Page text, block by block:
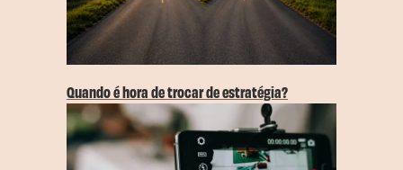
Quando é hora de trocar de estratégia?